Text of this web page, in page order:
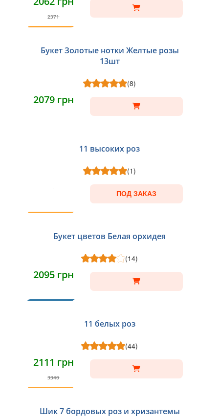
2371
Букет Золотые нотки Желтые розы
13шт
(8)
2079 грн
11 высоких роз
(1)
ПОД ЗАКАЗ
Букет цветов Белая орхидея
(14)
2095 грн
11 белых роз
(44)
2111 грн
3340
Шик 7 бордовых роз и хризантемы